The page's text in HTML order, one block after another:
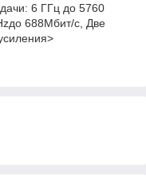
6 ГГц до 5760
688Мбит/с, Две